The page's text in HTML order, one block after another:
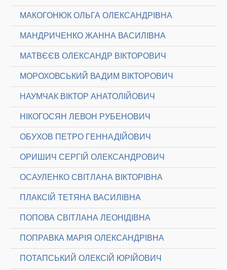
МАКОГОНЮК ОЛЬГА ОЛЕКСАНДРІВНА
МАНДРИЧЕНКО ЖАННА ВАСИЛІВНА
МАТВЄЄВ ОЛЕКСАНДР ВІКТОРОВИЧ
МОРОХОВСЬКИЙ ВАДИМ ВІКТОРОВИЧ
НАУМЧАК ВІКТОР АНАТОЛІЙОВИЧ
НІКОГОСЯН ЛЕВОН РУБЕНОВИЧ
ОБУХОВ ПЕТРО ГЕННАДІЙОВИЧ
ОРИШИЧ СЕРГІЙ ОЛЕКСАНДРОВИЧ
ОСАУЛЕНКО СВІТЛАНА ВІКТОРІВНА
ПЛАКСІЙ ТЕТЯНА ВАСИЛІВНА
ПОПОВА СВІТЛАНА ЛЕОНІДІВНА
ПОПРАВКА МАРІЯ ОЛЕКСАНДРІВНА
ПОТАПСЬКИЙ ОЛЕКСІЙ ЮРІЙОВИЧ